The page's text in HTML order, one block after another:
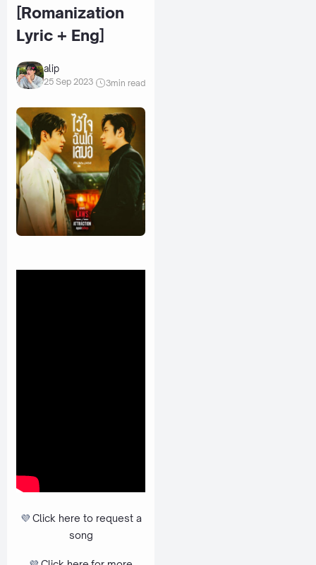
[Romanization
Lyric + Eng]
alip
25 Sep 2023 3min read
💜 Click here to request a
song